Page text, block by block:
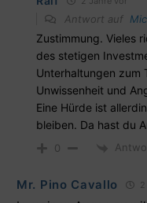
Antwort auf
Zustimmung. Vieles
des stetigen
Unterhaltungen zum
Unwissenheit und
Eine Hürde ist
bleiben. Da hast du
0
Mr. Pino Cavallo